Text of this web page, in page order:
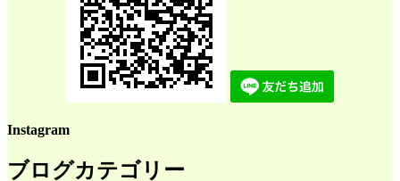
Instagram
ブログカテゴリー